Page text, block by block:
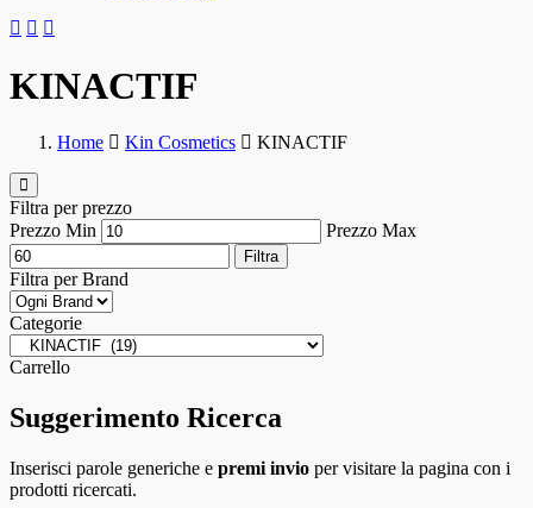
KINACTIF
Home Kin Cosmetics KINACTIF
Filtra per prezzo
Prezzo Min
Prezzo Max
Filtra
Filtra per Brand
Categorie
Carrello
Suggerimento Ricerca
Inserisci parole generiche e premi invio per visitare la pagina con i
prodotti ricercati.